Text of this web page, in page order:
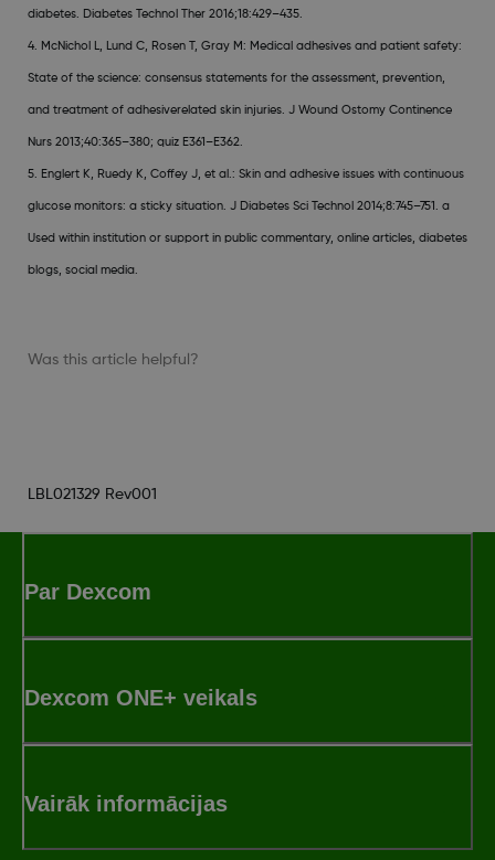
diabetes. Diabetes Technol Ther 2016;18:429–435.
4. McNichol L, Lund C, Rosen T, Gray M: Medical adhesives and patient safety:
State of the science: consensus statements for the assessment, prevention,
and treatment of adhesiverelated skin injuries. J Wound Ostomy Continence
Nurs 2013;40:365–380; quiz E361–E362.
5. Englert K, Ruedy K, Coffey J, et al.: Skin and adhesive issues with continuous
glucose monitors: a sticky situation. J Diabetes Sci Technol 2014;8:745–751. a
Used within institution or support in public commentary, online articles, diabetes
blogs, social media.
Was this article helpful?
LBL021329 Rev001
Par Dexcom
Dexcom ONE+ veikals
Vairāk informācijas